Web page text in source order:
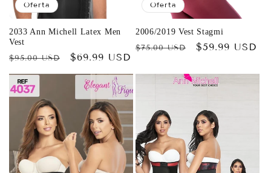
Oferta
2033 Ann Michell Latex Men
Vest
Precio
habitual
$95.00 USD
Precio
de
oferta
$69.99 USD
Oferta
2006/2019 Vest Stagmi
Precio
$75.00 USD
Precio
oferta
$59.99 USD